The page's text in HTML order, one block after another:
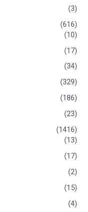
(3)
(616)
(10)
(17)
(34)
(329)
(186)
(23)
(1416)
(13)
(17)
(2)
(15)
(4)